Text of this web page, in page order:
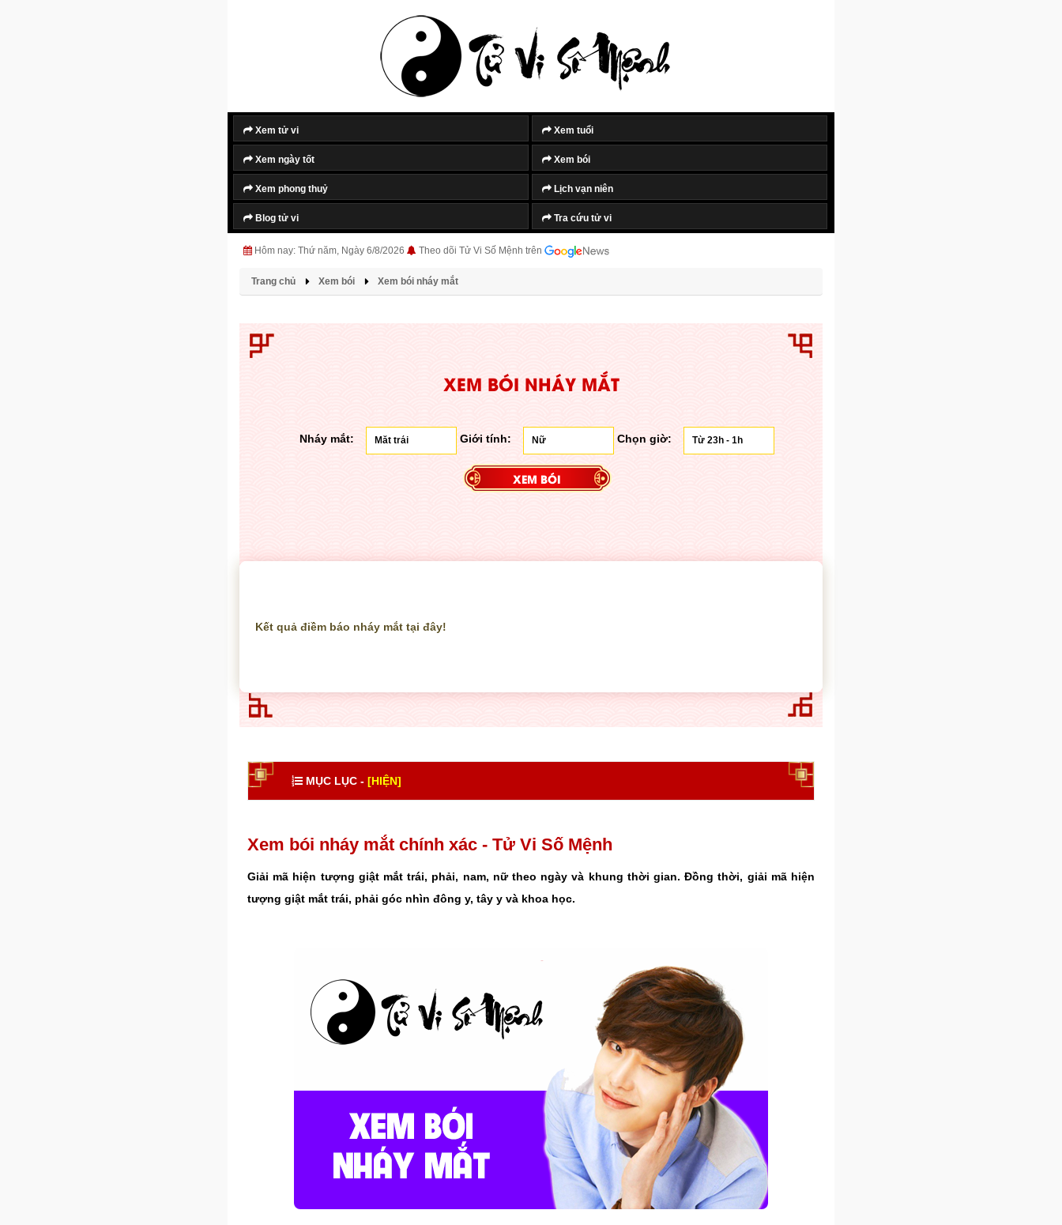
Xem tử vi Xem tuổi
Xem ngày tốt Xem bói
Xem phong thuỷ Lịch vạn niên
Blog tử vi Tra cứu tử vi
Hôm nay: Thứ năm, Ngày 6/8/2026 Theo dõi Tử Vi Số Mệnh trên
Trang chủ Xem bói Xem bói nháy mắt
XEM BÓI NHÁY MẮT
Nháy mắt: Giới tính: Chọn giờ:
Kết quả điềm báo nháy mắt tại đây!
MỤC LỤC - [HIỆN]
Xem bói nháy mắt chính xác - Tử Vi Số Mệnh
Giải mã hiện tượng giật mắt trái, phải, nam, nữ theo ngày và khung thời gian. Đồng thời, giải mã hiện
tượng giật mắt trái, phải góc nhìn đông y, tây y và khoa học.